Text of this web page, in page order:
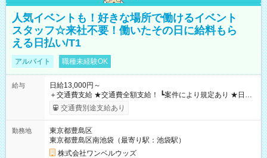
人気イベントも！好きな場所で働けるイベント
スタッフ☆来社不要！働いたその日に給料もら
える日払い/T1
アルバイト 職種未経験OK
給与
日給13,000円～
＋交通費支給 ★交通費全額支給！ ┗案件により規定あり ★日払
いOK！（規定あり） ┗働いたその日に現金GET♪ お仕事後はコ
ンビニATMから 日払い分を引き落とせます！ 【試用期間】試
交通費別途支給あり
勤務地
東京都豊島区
東京都豊島区南池袋（最寄り駅：池袋駅）
株式会社ワンベルウッズ